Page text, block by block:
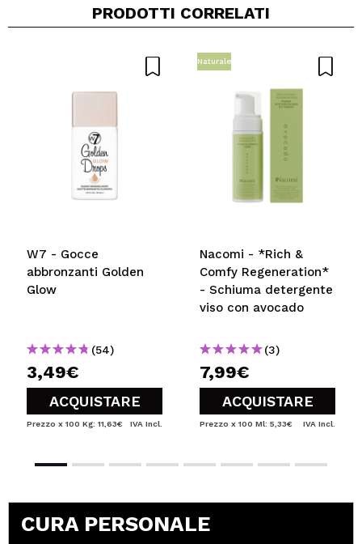
PRODOTTI CORRELATI
W7 - Gocce
abbronzanti Golden
Glow
(54)
3,49€
ACQUISTARE
Prezzo x 100 Kg: 11,63€ IVA Incl.
Naturale
Nacomi - *Rich &
Comfy Regeneration*
- Schiuma detergente
viso con avocado
(3)
7,99€
ACQUISTARE
Prezzo x 100 Ml: 5,33€ IVA Incl.
CURA PERSONALE